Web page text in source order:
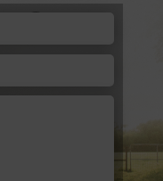
aquí para